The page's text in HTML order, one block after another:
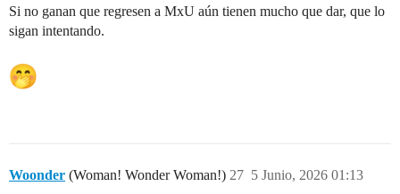
Si no ganan que regresen a MxU aún tienen mucho que dar, que lo
sigan intentando.
Woonder (Woman! Wonder Woman!) 5 Junio, 2026 01:13
27